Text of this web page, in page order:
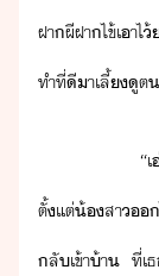
ฝาผีฝาไข้​เา
ทำที​่​ี​า​เลี้ู​ต
​“​เ
ตั้แต่​้สา
ลั​เข้า​้า​ ​ที่​เ